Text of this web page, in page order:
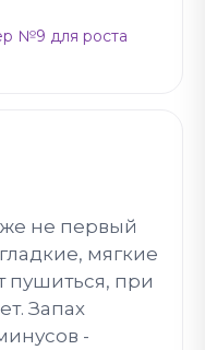
№9 для роста
не первый
мягкие
пушиться, при
Запах
-